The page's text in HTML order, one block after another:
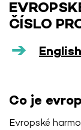
ČÍSLO
Co je
Evropské